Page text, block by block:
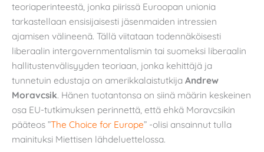
teoriaperinteestä, jonka piirissä Euroopan unionia
tarkastellaan ensisijaisesti jäsenmaiden intressien
ajamisen välineenä. Tällä viitataan todennäköisesti
liberaalin intergovernmentalismin tai suomeksi liberaalin
hallitustenvälisyyden teoriaan, jonka kehittäjä ja
tunnetuin edustaja on amerikkalaistutkija Andrew
Moravcsik. Hänen tuotantonsa on siinä määrin keskeinen
osa EU-tutkimuksen perinnettä, että ehkä Moravcsikin
pääteos ”The Choice for Europe” -olisi ansainnut tulla
mainituksi Miettisen lähdeluettelossa.